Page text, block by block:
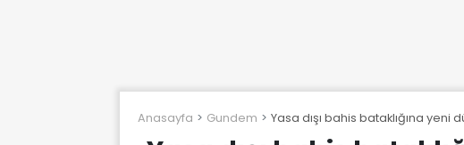
Anasayfa Gundem Yasa dışı bahis bataklığına